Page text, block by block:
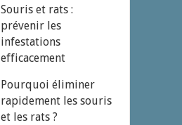
Souris et rats :
prévenir les
infestations
efficacement
Pourquoi éliminer
rapidement les souris
et les rats ?